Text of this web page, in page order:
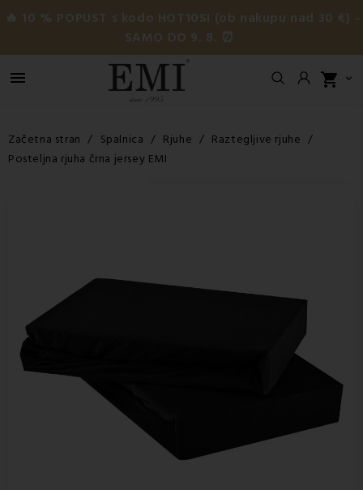
🔥 10 % POPUST s kodo HOT10SI (ob nakupu nad 30 €) –
SAMO DO 9. 8. ⏰
 shopping_cart 
Začetna stran Spalnica Rjuhe
Raztegljive rjuhe
Posteljna rjuha črna jersey EMI